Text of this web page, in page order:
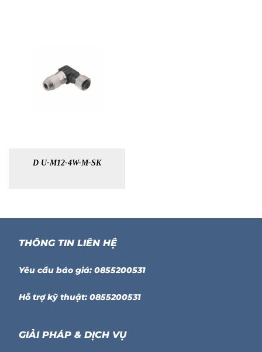
D U-M12-4W-M-SK
THÔNG TIN LIÊN HỆ
Yêu cầu báo giá: 0855200531
Hỗ trợ kỹ thuật: 0855200531
GIẢI PHÁP & DỊCH VỤ